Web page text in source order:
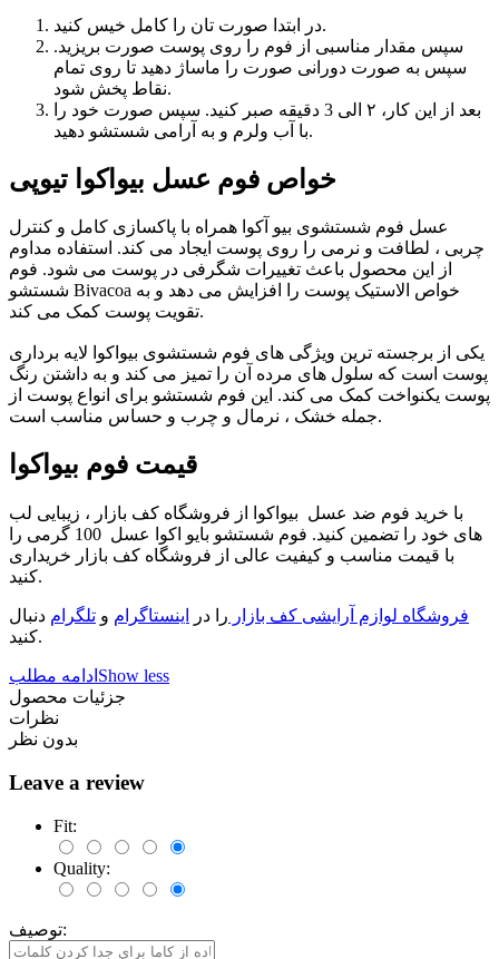
در ابتدا صورت تان را کامل خیس کنید.
سپس مقدار مناسبی از فوم را روی پوست صورت بریزید.
سپس به صورت دورانی صورت را ماساژ دهید تا روی تمام
نقاط پخش شود.
بعد از این کار، ۲ الی 3 دقیقه صبر کنید. سپس صورت خود را
با آب ولرم و به آرامی شستشو دهید.
خواص فوم عسل بیواکوا تیوپی
عسل فوم شستشوی بیو آکوا همراه با پاکسازی کامل و کنترل
چربی ، لطافت و نرمی را روی پوست ایجاد می کند. استفاده مداوم
از این محصول باعث تغییرات شگرفی در پوست می شود. فوم
شستشو Bivacoa خواص الاستیک پوست را افزایش می دهد و به
تقویت پوست کمک می کند.
یکی از برجسته ترین ویژگی های فوم شستشوی بیواکوا لایه برداری
پوست است که سلول های مرده آن را تمیز می کند و به داشتن رنگ
پوست یکنواخت کمک می کند. این فوم شستشو برای انواع پوست از
جمله خشک ، نرمال و چرب و حساس مناسب است.
قیمت فوم بیواکوا
با خرید فوم ضد عسل بیواکوا از فروشگاه کف بازار ، زیبایی لب
های خود را تضمین کنید. فوم شستشو بایو اکوا عسل 100 گرمی را
با قیمت مناسب و کیفیت عالی از فروشگاه کف بازار خریداری
کنید.
فروشگاه لوازم آرایشی کف بازار را در اینستاگرام و تلگرام دنبال
کنید.
ادامه مطلب Show less
جزئیات محصول
نظرات
بدون نظر
Leave a review
Fit:
Quality:
توصیف: